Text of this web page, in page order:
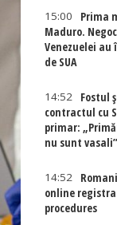
15:00
Prima
Maduro.
Venezuelei au
de SUA
14:52
Fostul
contractul cu
primar:
nu sunt vasali”
14:52
online
procedures